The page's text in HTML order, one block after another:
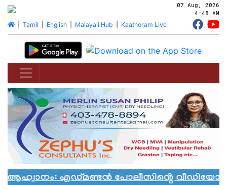
07 Aug, 2026
4:48 AM
| Tamil English| Malayali Hub Kaathoram Live
എഡ്മണ്ടൻ പോലീസിൻ്റെ വീഡിയോ